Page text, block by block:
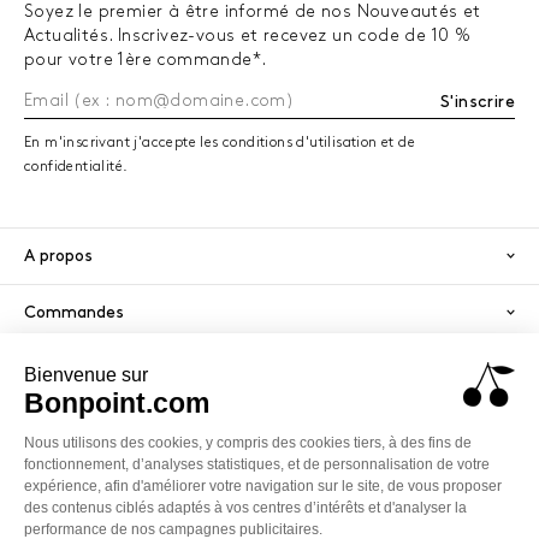
Une cape ou un cardigan se pose sur les épaules avec
une élégance naturelle ; le manteau d'apparat structure
l'enfant libre de bouger. Une paire de ballerines, des
souliers vernis, un serre-tête ou un nœud suffisent à
signer l'allure avec l'espièglerie légère propre à l'enfance.
toute discrétion. Chaque détail se voit à peine, mais il
Soyez le premier à être informé de nos Nouveautés et
Actualités. Inscrivez-vous et recevez un code de 10 %
pour votre 1ère commande*.
S'inscrire
En m'inscrivant j'accepte les conditions d'utilisation et de
confidentialité.
A propos
Commandes
Services
Paiement sécurisé
PayPal
Visa